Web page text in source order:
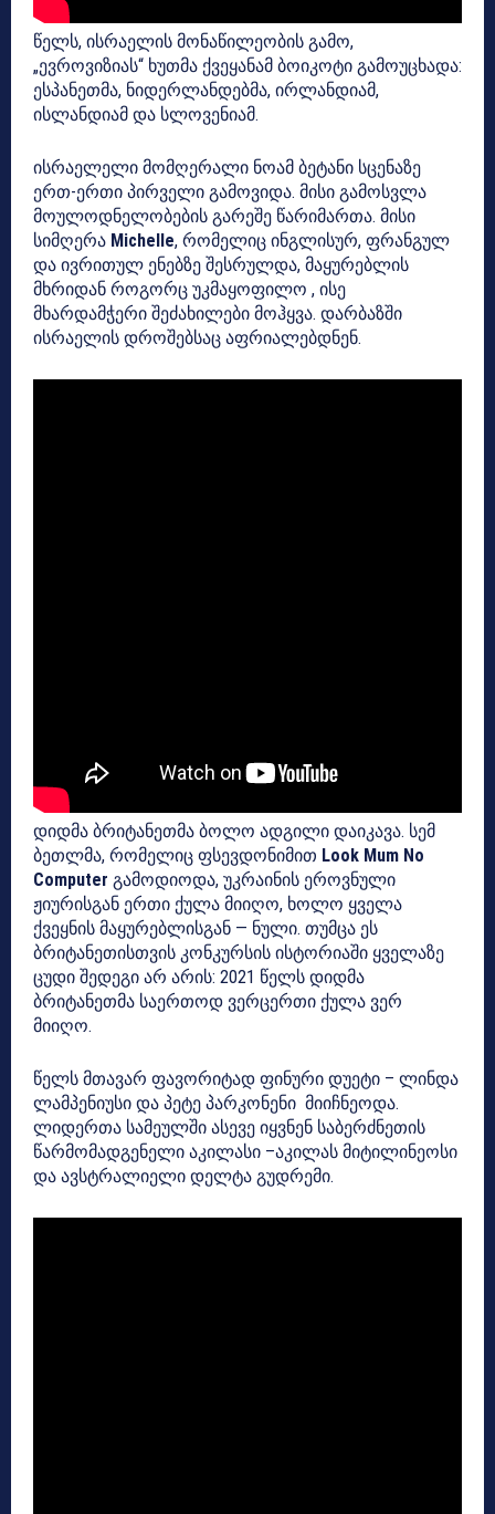
წელს, ისრაელის მონაწილეობის გამო,
„ევროვიზიას“ ხუთმა ქვეყანამ ბოიკოტი გამოუცხადა:
ესპანეთმა, ნიდერლანდებმა, ირლანდიამ,
ისლანდიამ და სლოვენიამ.
ისრაელელი მომღერალი ნოამ ბეტანი სცენაზე
ერთ-ერთი პირველი გამოვიდა. მისი გამოსვლა
მოულოდნელობების გარეშე წარიმართა. მისი
სიმღერა Michelle, რომელიც ინგლისურ, ფრანგულ
და ივრითულ ენებზე შესრულდა, მაყურებლის
მხრიდან როგორც უკმაყოფილო , ისე
მხარდამჭერი შეძახილები მოჰყვა. დარბაზში
ისრაელის დროშებსაც აფრიალებდნენ.
დიდმა ბრიტანეთმა ბოლო ადგილი დაიკავა. სემ
ბეთლმა, რომელიც ფსევდონიმით Look Mum No
Computer გამოდიოდა, უკრაინის ეროვნული
ჟიურისგან ერთი ქულა მიიღო, ხოლო ყველა
ქვეყნის მაყურებლისგან — ნული. თუმცა ეს
ბრიტანეთისთვის კონკურსის ისტორიაში ყველაზე
ცუდი შედეგი არ არის: 2021 წელს დიდმა
ბრიტანეთმა საერთოდ ვერცერთი ქულა ვერ
მიიღო.
წელს მთავარ ფავორიტად ფინური დუეტი – ლინდა
ლამპენიუსი და პეტე პარკონენი მიიჩნეოდა.
ლიდერთა სამეულში ასევე იყვნენ საბერძნეთის
წარმომადგენელი აკილასი –აკილას მიტილინეოსი
და ავსტრალიელი დელტა გუდრემი.